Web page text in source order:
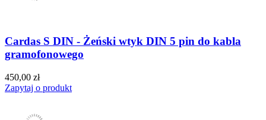
Cardas S DIN - Żeński wtyk DIN 5 pin do kabla
gramofonowego
450,00 zł
Zapytaj o produkt